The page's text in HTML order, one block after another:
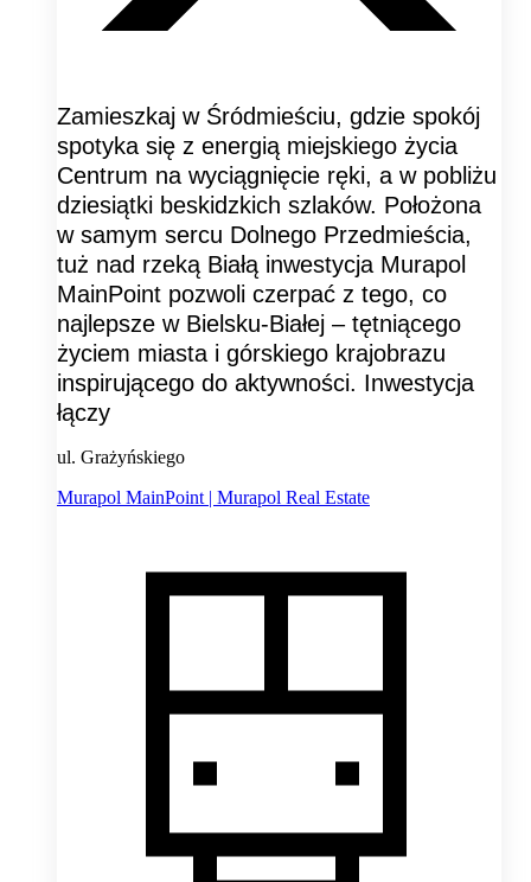
Zamieszkaj w Śródmieściu, gdzie spokój
spotyka się z energią miejskiego życia
Centrum na wyciągnięcie ręki, a w pobliżu
dziesiątki beskidzkich szlaków. Położona
w samym sercu Dolnego Przedmieścia,
tuż nad rzeką Białą inwestycja Murapol
MainPoint pozwoli czerpać z tego, co
najlepsze w Bielsku-Białej – tętniącego
życiem miasta i górskiego krajobrazu
inspirującego do aktywności. Inwestycja
łączy
ul. Grażyńskiego
Murapol MainPoint | Murapol Real Estate